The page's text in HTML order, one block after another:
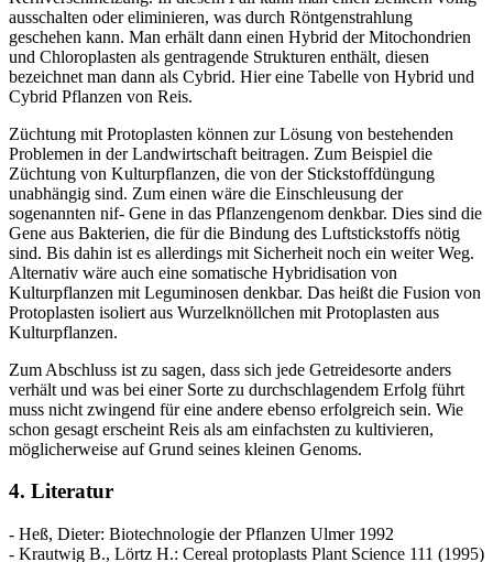
ausschalten oder eliminieren, was durch Röntgenstrahlung
geschehen kann. Man erhält dann einen Hybrid der Mitochondrien
und Chloroplasten als gentragende Strukturen enthält, diesen
bezeichnet man dann als Cybrid. Hier eine Tabelle von Hybrid und
Cybrid Pflanzen von Reis.
Züchtung mit Protoplasten können zur Lösung von bestehenden
Problemen in der Landwirtschaft beitragen. Zum Beispiel die
Züchtung von Kulturpflanzen, die von der Stickstoffdüngung
unabhängig sind. Zum einen wäre die Einschleusung der
sogenannten nif- Gene in das Pflanzengenom denkbar. Dies sind die
Gene aus Bakterien, die für die Bindung des Luftstickstoffs nötig
sind. Bis dahin ist es allerdings mit Sicherheit noch ein weiter Weg.
Alternativ wäre auch eine somatische Hybridisation von
Kulturpflanzen mit Leguminosen denkbar. Das heißt die Fusion von
Protoplasten isoliert aus Wurzelknöllchen mit Protoplasten aus
Kulturpflanzen.
Zum Abschluss ist zu sagen, dass sich jede Getreidesorte anders
verhält und was bei einer Sorte zu durchschlagendem Erfolg führt
muss nicht zwingend für eine andere ebenso erfolgreich sein. Wie
schon gesagt erscheint Reis als am einfachsten zu kultivieren,
möglicherweise auf Grund seines kleinen Genoms.
4. Literatur
- Heß, Dieter: Biotechnologie der Pflanzen Ulmer 1992
- Krautwig B., Lörtz H.: Cereal protoplasts Plant Science 111 (1995)